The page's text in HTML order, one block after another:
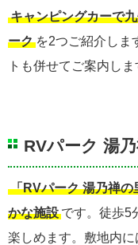
キャンピングカーで
ーク を2つご紹介しま
トも併せてご案内しま
RVパーク 湯乃
「RVパーク 湯乃禅
かな施設 です。徒歩5
楽しめます。敷地内